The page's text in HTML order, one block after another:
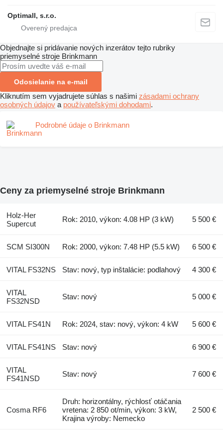
Optimall, s.r.o.
Objednajte si pridávanie nových inzerátov tejto rubriky
priemyselné stroje Brinkmann
Odosielanie na e-mail
Kliknutím sem vyjadrujete súhlas s našimi zásadami ochrany
osobných údajov a používateľskými dohodami.
Podrobné údaje o Brinkmann
Ceny za priemyselné stroje Brinkmann
Holz-Her
Supercut
Rok: 2010, výkon: 4.08 HP (3 kW) 5 500 €
SCM SI300N Rok: 2000, výkon: 7.48 HP (5.5 kW) 6 500 €
VITAL FS32NS Stav: nový, typ inštalácie: podlahový 4 300 €
VITAL
FS32NSD
Stav: nový 5 000 €
VITAL FS41N Rok: 2024, stav: nový, výkon: 4 kW 5 600 €
VITAL FS41NS Stav: nový 6 900 €
VITAL
FS41NSD
Stav: nový 7 600 €
Cosma RF6
Druh: horizontálny, rýchlosť otáčania
vretena: 2 850 ot/min, výkon: 3 kW,
Krajina výroby: Nemecko
2 500 €